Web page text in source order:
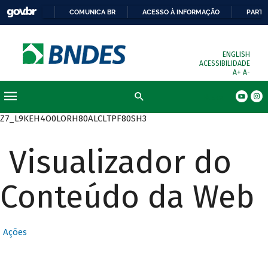
COMUNICA BR ACESSO À INFORMAÇÃO
ENGLISH
ACESSIBILIDADE
A+ A-
Z7_L9KEH4O0LORH80ALCLTPF80SH3
Visualizador do
Conteúdo da Web
Ações